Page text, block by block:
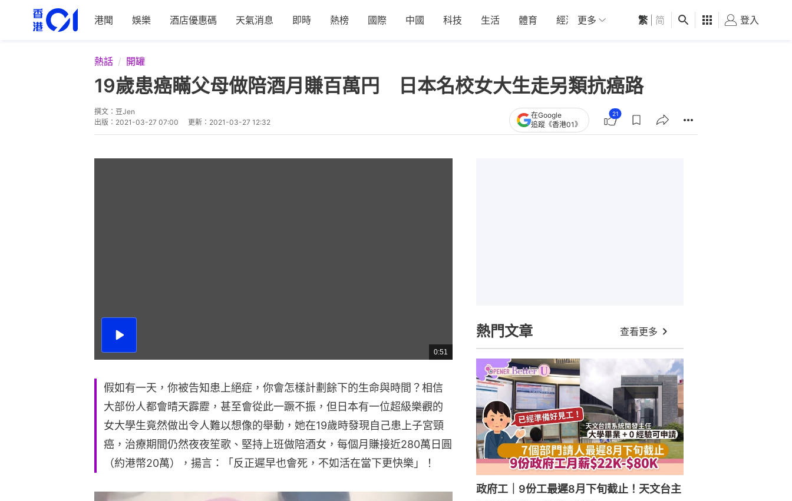
港聞 娛樂 酒店優惠碼 天氣消息 即時 熱榜 國際 中國 科技 生活 體育 經濟 01深圳 觀點 健康 好食玩飛
更多 繁 简 登入
熱話 開罐
19歲患癌瞞父母做陪酒月賺百萬円 日本名校女大生走另類抗癌路
撰文： 豆Jen
出版： 2021-03-27 07:00 更新： 2021-03-27 12:32
在Google
追蹤《香港01》
21
播
總
共
0:51
假如有一天，你被告知患上絕症，你會怎樣計劃餘下的生命與時間？相信
大部份人都會晴天霹靂，甚至會從此一蹶不振，但日本有一位超級樂觀的
女大學生竟然做出令人難以想像的舉動，她在19歲時發現自己患上子宮頸
癌，治療期間仍然夜夜笙歌、堅持上班做陪酒女，每個月賺接近280萬日圓
（約港幣20萬），揚言：「反正遲早也會死，不如活在當下更快樂」！
熱門文章 查看更多
政府工｜9份工最遲8月下旬截止！天文台主